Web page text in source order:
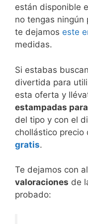
están disponible
no tengas ningún
te dejamos este
medidas.
Si estabas
divertida para
esta oferta y
estampadas
del tipo y con el
chollástico precio
gratis.
Te dejamos con
valoraciones de
probado: